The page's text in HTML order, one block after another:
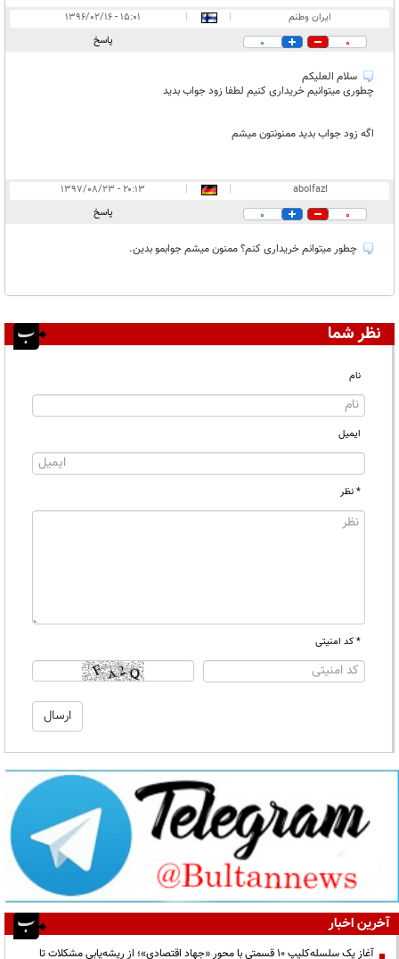
ایران وطنم |
|
۱۵:۰۱ - ۱۳۹۶/۰۲/۱۶
0
0 پاسخ
سلام العلیکم
چطوری میتوانیم خریداری کنیم لطفا زود جواب بدید
اگه زود جواب بدید ممنونتون میشم
abolfazl
|
|
۲۰:۱۳ - ۱۳۹۷/۰۸/۲۳
0
0 پاسخ
چطور میتوانم خریداری کنم؟ ممنون میشم جوابمو بدین.
نظر شما
نام
ایمیل
* نظر
* کد امنیتی
آخرین اخبار
آغاز یک سلسله‌کلیپ ۱۰ قسمتی با محور «جهاد اقتصادی»؛ از ریشه‌یابی مشکلات تا